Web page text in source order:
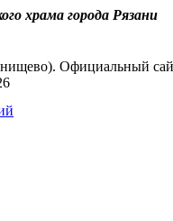
храма города Рязани
Официальный